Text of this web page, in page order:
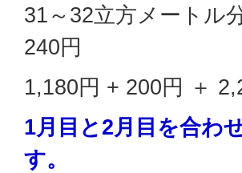
31～32立方メートル
240円
1,180円 + 200円 ＋
1月目と2月目を合わ
す。